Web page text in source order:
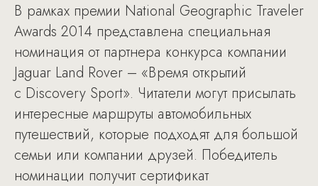
В рамках премии National Geographic Traveler
Awards 2014 представлена специальная
номинация от партнера конкурса компании
Jaguar Land Rover – «Время открытий
с Discovery Sport». Читатели могут присылать
интересные маршруты автомобильных
путешествий, которые подходят для большой
семьи или компании друзей. Победитель
номинации получит сертификат